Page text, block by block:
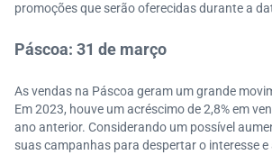
promoções que serão oferecidas durante a
Páscoa: 31 de março
As vendas na Páscoa geram um grande
Em 2023, houve um acréscimo de 2,8% em
ano anterior. Considerando um possível
suas campanhas para despertar o interesse